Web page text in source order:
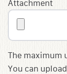
Attachment
The maximum
You can